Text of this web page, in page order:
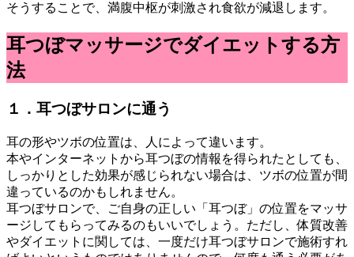
そうすることで、満腹中枢が刺激され食欲が減退します。
耳つぼマッサージでダイエットする方
法
１．耳つぼサロンに通う
耳の形やツボの位置は、人によって違います。
本やインターネットから耳つぼの情報を得られたとしても、
しっかりとした効果が感じられない場合は、ツボの位置が間
違っているのかもしれません。
耳つぼサロンで、ご自身の正しい「耳つぼ」の位置をマッサ
ージしてもらってみるのもいいでしょう。ただし、体質改善
やダイエットに関しては、一度だけ耳つぼサロンで施術すれ